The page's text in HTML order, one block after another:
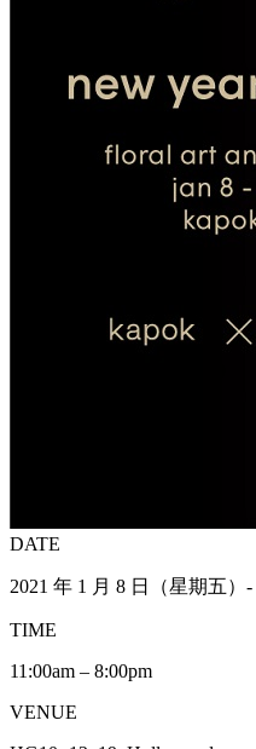
DATE
2021 年 1 月 8 日（星期五）
TIME
11:00am – 8:00pm
VENUE